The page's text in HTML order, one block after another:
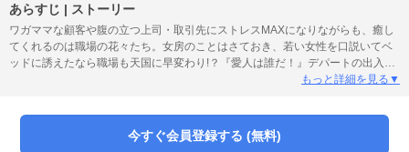
あらすじ | ストーリー
ワガママな顧客や腹の立つ上司・取引先にストレスMAXになりながらも、癒し
てくれるのは職場の花々たち。女房のことはさておき、若い女性を口説いてベ
ッドに誘えたなら職場も天国に早変わり!？『愛人は誰だ！』デパートの出入り
業者の三島は風俗業界のライターの友人と一緒にキャバクラに来ていた。最近
アにデパートの受付嬢の由香の姿を見つけた。職場に内緒のアルバイトなのだ
ろう。この偶然をチャンスに変えようと由香を口説き落とした三島だが、ここ
もっと詳細を見る▼
今すぐ会員登録する (無料)